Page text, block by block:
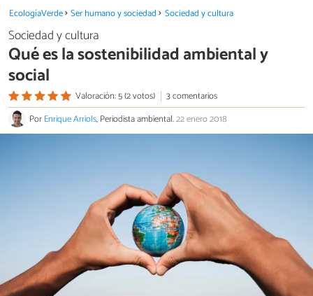
EcologíaVerde Ser humano y sociedad Sociedad y cultura
Sociedad y cultura
Qué es la sostenibilidad ambiental y
social
Valoración: 5 (2 votos)
3 comentarios
PorEnrique Arriols, Periodista ambiental.22 enero 2018